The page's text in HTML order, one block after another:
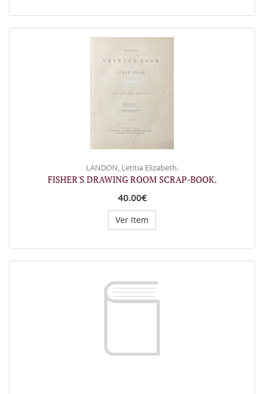
LANDON, Letitia Elizabeth.
FISHER'S DRAWING ROOM SCRAP-BOOK.
40.00€
Ver Item